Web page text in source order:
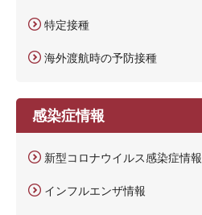
特定接種
海外渡航時の予防接種
感染症情報
新型コロナウイルス感染症情報
インフルエンザ情報